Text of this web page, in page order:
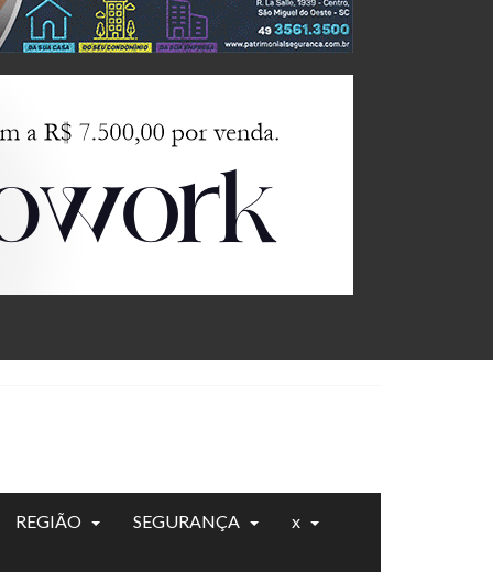
REGIÃO SEGURANÇA x